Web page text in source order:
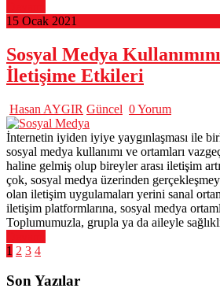
15 Ocak 2021
Sosyal Medya
İletişime Etkileri
Hasan AYGIR Güncel 0 Yorum
İnternetin iyiden iyiye yaygınlaşması ile
sosyal medya kullanımı ve ortamları
haline gelmiş olup bireyler arası iletişim
çok, sosyal medya üzerinden
olan iletişim uygulamaları yerini sanal
iletişim platformlarına, sosyal medya
Toplumumuzla, grupla ya da aileyle
Yazı
sayfalandırması
1 2 3 4
Son Yazılar